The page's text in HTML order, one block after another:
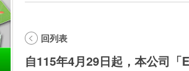
回列表
自115年4月29日起，本公司